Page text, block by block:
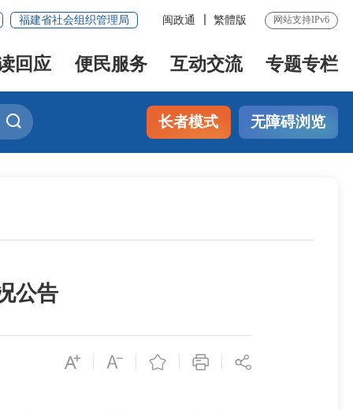
福建省社会组织管理局 闽政通 繁體版 网站支持IPv6
回应 便民服务 互动交流 专题专栏
长者模式 无障碍浏览
公告